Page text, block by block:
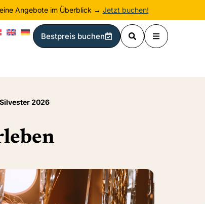
Angebote im Überblick → Jetzt buchen!
Bestpreis buchen
Silvester 2026